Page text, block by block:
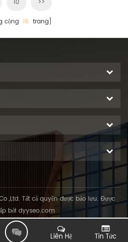
10 >>
cộng 16 trang]
Tất cả quyền được bảo lưu. Được
bởi dyyseo.com
Tin Tức
Liên Hệ